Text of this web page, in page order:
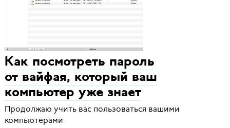
Как посмотреть пароль
от вайфая, который ваш
компьютер уже знает
Продолжаю учить вас пользоваться вашими
компьютерами